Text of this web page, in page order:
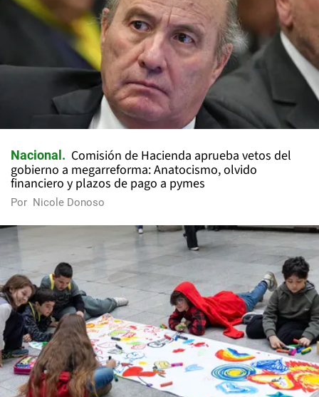
Nacional
Comisión de Hacienda aprueba vetos del
gobierno a megarreforma: Anatocismo, olvido
financiero y plazos de pago a pymes
Por Nicole Donoso